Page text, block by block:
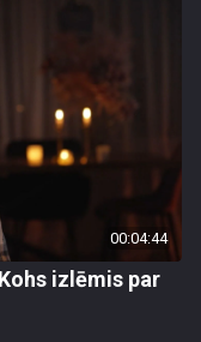
00:04:44
izlēmis par